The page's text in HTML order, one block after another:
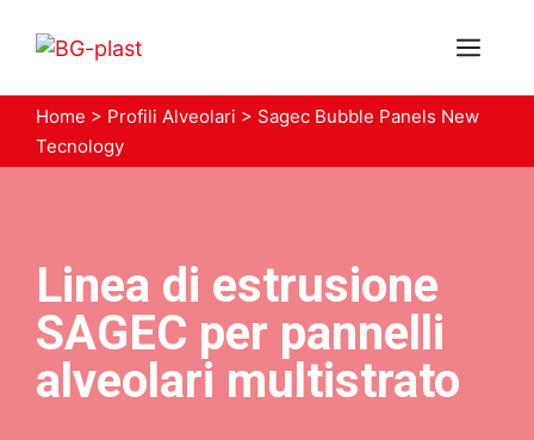
Home > Profili Alveolari > Sagec Bubble Panels New
Tecnology
Linea di estrusione
SAGEC per pannelli
alveolari multistrato